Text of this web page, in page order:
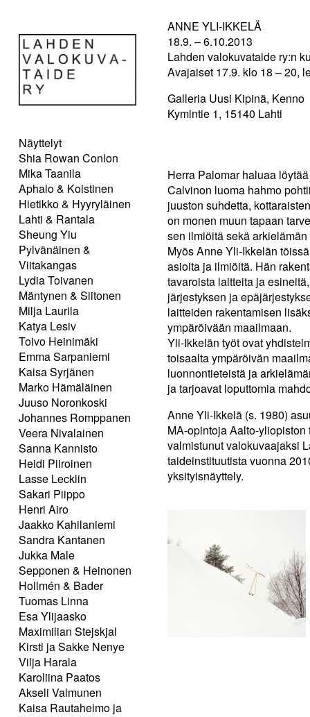
Näyttelyt
Shia Rowan Conlon
Mika Taanila
Aphalo & Koistinen
Hietikko & Hyyryläinen
Lahti & Rantala
Sheung Yiu
Pylvänäinen &
Viitakangas
Lydia Toivanen
Mäntynen & Siitonen
Milja Laurila
Katya Lesiv
Toivo Heinimäki
Emma Sarpaniemi
Kaisa Syrjänen
Marko Hämäläinen
Juuso Noronkoski
Johannes Romppanen
Veera Nivalainen
Sanna Kannisto
Heidi Piiroinen
Lasse Lecklin
Sakari Piippo
Henri Airo
Jaakko Kahilaniemi
Sandra Kantanen
Jukka Male
Sepponen & Heinonen
Hollmén & Bader
Tuomas Linna
Esa Ylijaasko
Maximilian Stejskjal
Kirsti ja Sakke Nenye
Vilja Harala
Karoliina Paatos
Akseli Valmunen
Kaisa Rautaheimo ja
ANNE YLI-IKKELÄ
18.9. – 6.10.2013
Lahden valokuvataide ry:n
Avajaiset 17.9. klo 18 – 20,
Galleria Uusi Kipinä, Kenno
Kymintie 1, 15140 Lahti
Herra Palomar haluaa
Calvinon luoma hahmo
juuston suhdetta,
on monen muun tapaan
sen ilmiöitä sekä
Myös Anne Yli-Ikkelän
asioita ja ilmiöitä. Hän
tavaroista laitteita ja
järjestyksen ja
laitteiden rakentamisen
ympäröivään maailmaan.
Yli-Ikkelän työt ovat
toisaalta ympäröivän
luonnontieteistä ja
ja tarjoavat loputtomia
Anne Yli-Ikkelä (s. 1980)
MA-opintoja Aalto-
valmistunut valokuvaajaksi
taideinstituutista vuonna
yksityisnäyttely.